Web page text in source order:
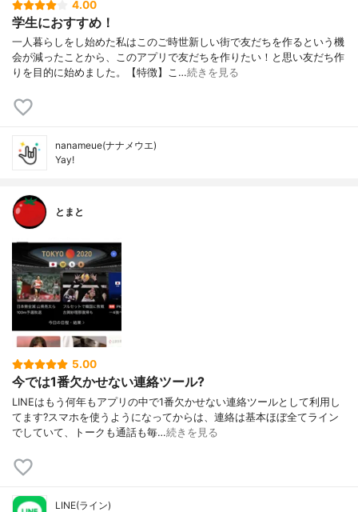
4.00
学生におすすめ！
一人暮らしをし始めた私はこのご時世新しい街で友だちを作るという機
会が減ったことから、このアプリで友だちを作りたい！と思い友だち作
りを目的に始めました。【特徴】こ…続きを見る
nanameue(ナナメウエ)
Yay!
とまと
5.00
今では1番欠かせない連絡ツール?
LINEはもう何年もアプリの中で1番欠かせない連絡ツールとして利用し
てます?スマホを使うようになってからは、連絡は基本ほぼ全てライン
でしていて、トークも通話も毎…続きを見る
LINE(ライン)